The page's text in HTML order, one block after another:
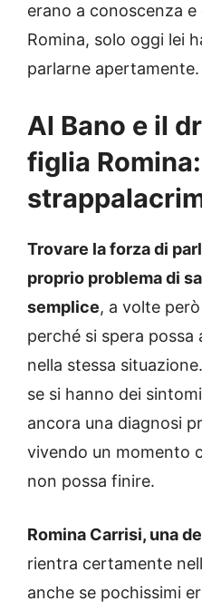
erano a conoscenza
Romina, solo oggi lei
parlarne apertamente.
Al Bano e il
figlia
Trovare la forza di
proprio problema di
semplice, a volte
perché si spera possa
nella stessa
se si hanno dei
ancora una diagnosi
vivendo un momento
non possa finire.
Romina Carrisi, una
rientra certamente
anche se pochissimi